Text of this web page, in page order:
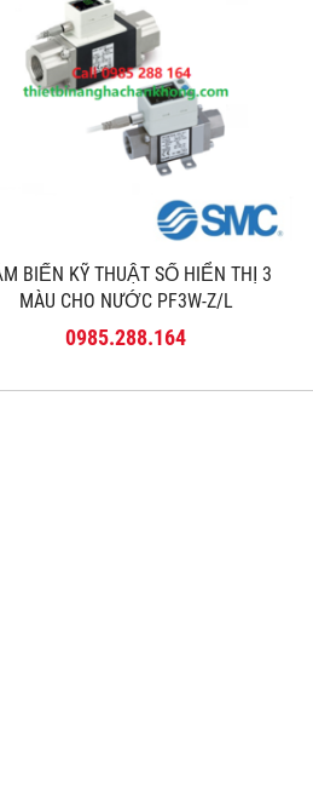
BIẾN KỸ THUẬT SỐ HIỂN THỊ 3
MÀU CHO NƯỚC PF3W-Z/L
0985.288.164